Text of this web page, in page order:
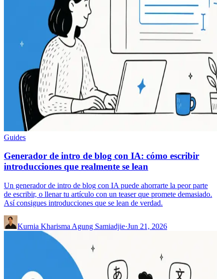
Guides
Generador de intro de blog con IA: cómo escribir
introducciones que realmente se lean
Un generador de intro de blog con IA puede ahorrarte la peor parte
de escribir, o llenar tu artículo con un teaser que promete demasiado.
Así consigues introducciones que se lean de verdad.
Kurnia Kharisma Agung Samiadjie·Jun 21, 2026